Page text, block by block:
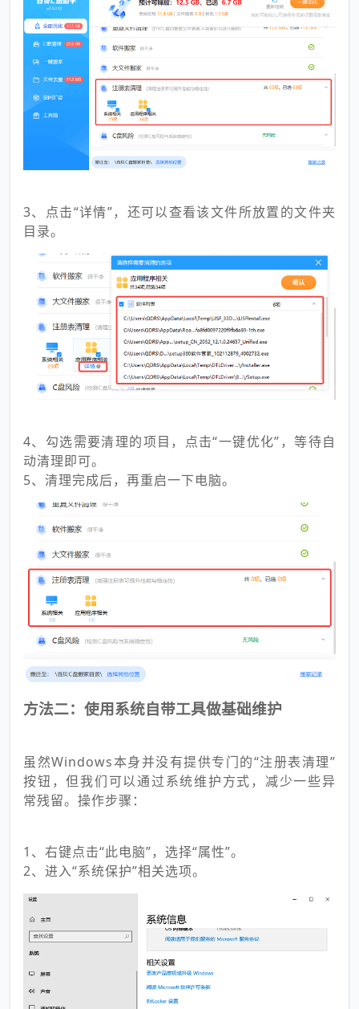
3、点击“详情”，还可以查看该文件所放置的文件夹
目录。
4、勾选需要清理的项目，点击“一键优化”，等待自
动清理即可。
5、清理完成后，再重启一下电脑。
方法二：使用系统自带工具做基础维护
虽然Windows本身并没有提供专门的“注册表清理”
按钮，但我们可以通过系统维护方式，减少一些异
常残留。操作步骤：
1、右键点击“此电脑”，选择“属性”。
2、进入“系统保护”相关选项。